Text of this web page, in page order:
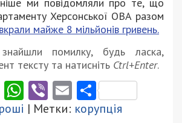
Херсонської ОВА разом
вкрали майже 8 мільйонів гривень.
помилку, будь ласка,
тексту та натисніть Ctrl+Enter.
Twitter
WhatsApp
ViberEmail
| Метки: корупція